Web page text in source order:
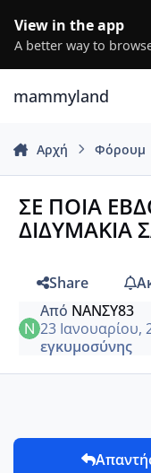
View in the app
A better way to
mammyland
Αρχή Φόρουμ
ΣΕ ΠΟΙΑ
ΔΙΔΥΜΑΚΙΑ
Share
Από ΝΑΝΣΥ83
23 Ιανουαρίου,
εγκυμοσύνης